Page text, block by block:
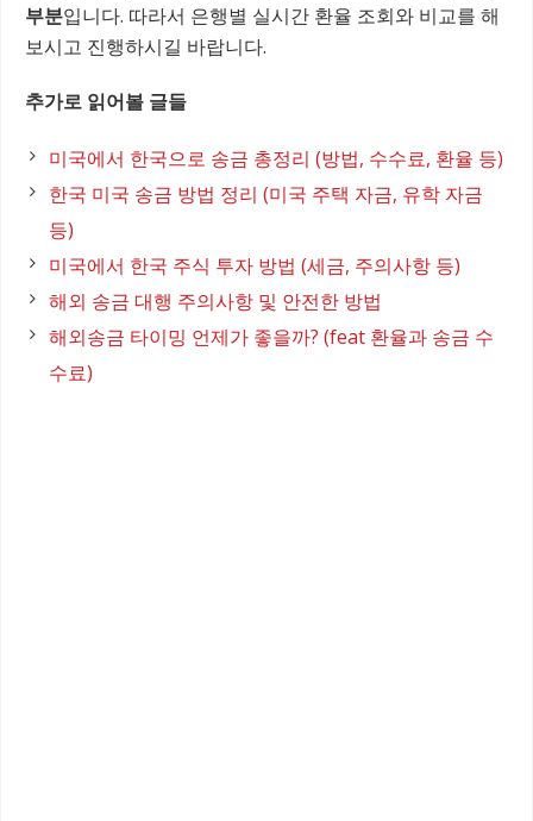
부분입니다. 따라서 은행별 실시간 환율 조회와 비교를 해
보시고 진행하시길 바랍니다.
추가로 읽어볼 글들
미국에서 한국으로 송금 총정리 (방법, 수수료, 환율 등)
한국 미국 송금 방법 정리 (미국 주택 자금, 유학 자금
등)
미국에서 한국 주식 투자 방법 (세금, 주의사항 등)
해외 송금 대행 주의사항 및 안전한 방법
해외송금 타이밍 언제가 좋을까? (feat 환율과 송금 수
수료)